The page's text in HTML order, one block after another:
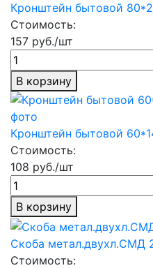
Кронштейн бытовой
Стоимость:
157 руб./шт
В корзину
Кронштейн бытовой
Стоимость:
108 руб./шт
В корзину
Скоба метал.двухл.СМД
Стоимость: